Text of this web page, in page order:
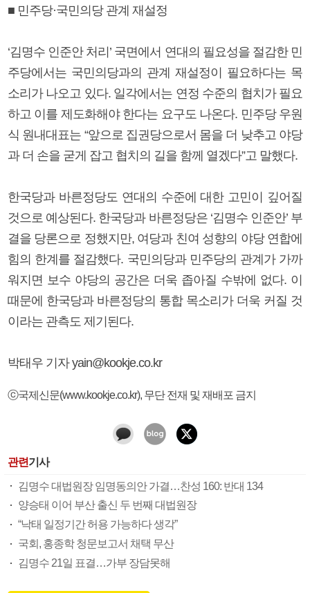
■ 민주당·국민의당 관계 재설정
‘김명수 인준안 처리’ 국면에서 연대의 필요성을 절감한 민
주당에서는 국민의당과의 관계 재설정이 필요하다는 목
소리가 나오고 있다. 일각에서는 연정 수준의 협치가 필요
하고 이를 제도화해야 한다는 요구도 나온다. 민주당 우원
식 원내대표는 “앞으로 집권당으로서 몸을 더 낮추고 야당
과 더 손을 굳게 잡고 협치의 길을 함께 열겠다”고 말했다.
한국당과 바른정당도 연대의 수준에 대한 고민이 깊어질
것으로 예상된다. 한국당과 바른정당은 ‘김명수 인준안’ 부
결을 당론으로 정했지만, 여당과 친여 성향의 야당 연합에
힘의 한계를 절감했다. 국민의당과 민주당의 관계가 가까
워지면 보수 야당의 공간은 더욱 좁아질 수밖에 없다. 이
때문에 한국당과 바른정당의 통합 목소리가 더욱 커질 것
이라는 관측도 제기된다.
박태우 기자 yain@kookje.co.kr
ⓒ국제신문(www.kookje.co.kr), 무단 전재 및 재배포 금지
관련기사
김명수 대법원장 임명동의안 가결…찬성 160: 반대 134
양승태 이어 부산 출신 두 번째 대법원장
“낙태 일정기간 허용 가능하다 생각”
국회, 홍종학 청문보고서 채택 무산
김명수 21일 표결…가부 장담못해